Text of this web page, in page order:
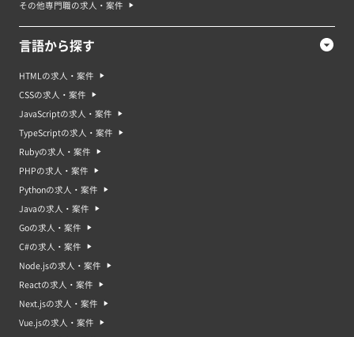
その他専門職の求人・案件
言語から探す
HTMLの求人・案件
CSSの求人・案件
JavaScriptの求人・案件
TypeScriptの求人・案件
Rubyの求人・案件
PHPの求人・案件
Pythonの求人・案件
Javaの求人・案件
Goの求人・案件
C#の求人・案件
Node.jsの求人・案件
Reactの求人・案件
Next.jsの求人・案件
Vue.jsの求人・案件